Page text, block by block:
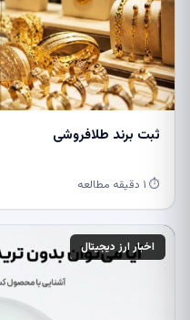
ثبت برند طلافروشی
⏱ ۱ دقیقه مطالعه
اخبار ارز دیجیتال